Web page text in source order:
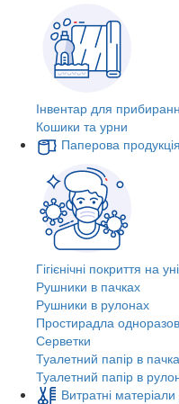
Інвентар для
Кошики та урни
Паперова
Гігієнічні покриття на
Рушники в пачках
Рушники в рулонах
Простирадла
Серветки
Туалетний папір в
Туалетний папір в
Витратні матеріали